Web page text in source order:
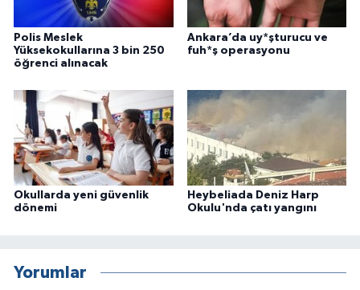
Polis Meslek
Yüksekokullarına 3 bin 250
öğrenci alınacak
Ankara’da uy*şturucu ve
fuh*ş operasyonu
Okullarda yeni güvenlik
dönemi
Heybeliada Deniz Harp
Okulu'nda çatı yangını
Yorumlar